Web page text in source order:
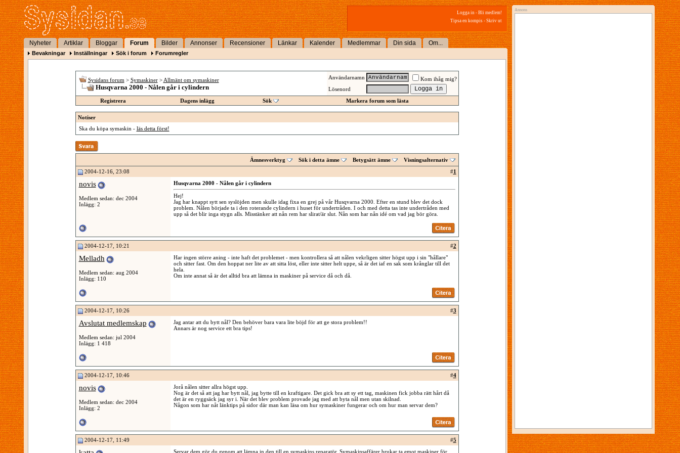
Logga in - Bli medlem!
Tipsa en kompis - Skriv ut
Nyheter Artiklar Bloggar Forum Bilder Annonser Recensioner Länkar Kalender Medlemmar Din sida Om...
Bevakningar Inställningar Sök i forum Forumregler
Sysidans forum > Symaskiner > Allmänt om symaskiner
Husqvarna 2000 - Nålen går i cylindern
Användarnamn
Kom ihåg mig?
Lösenord
Registrera
Dagens inlägg Sök Markera forum som lästa
Notiser
Ska du köpa symaskin - läs detta först!
Ämnesverktyg Sök i detta ämne Betygsätt ämne
Visningsalternativ
2004-12-16, 23:08
#1
novis
Medlem sedan: dec 2004
Inlägg: 2
Husqvarna 2000 - Nålen går i cylindern
Hej!
Jag har knappt sytt sen syslöjden men skulle idag fixa en grej på vår Husqvarna 2000. Efter en stund blev det dock
problem. Nålen började ta i den roterande cylindern i huset för undertråden. I och med detta tas inte undertråden med
upp så det blir inga stygn alls. Misstänker att nån rem har slirat/är slut. Nån som har nån idé om vad jag bör göra.
2004-12-17, 10:21 #2
Melladh
Medlem sedan: aug 2004
Inlägg: 110
Har ingen större aning - inte haft det problemet - men kontrollera så att nålen vekrligen sitter högst upp i sin "hållare"
och sitter fast. Om den hoppat ner lite av att sitta löst, eller inte sitter helt uppe, så är det iaf en sak som krånglar till det
hela.
Om inte annat så är det alltid bra att lämna in maskiner på service då och då.
2004-12-17, 10:26 #3
Avslutat medlemskap
Medlem sedan: jul 2004
Inlägg: 1 418
Jag antar att du bytt nål? Den behöver bara vara lite böjd för att ge stora problem!!
Annars är nog service ett bra tips!
2004-12-17, 10:46 #4
novis
Medlem sedan: dec 2004
Inlägg: 2
Jorå nålen sitter allra högst upp.
Nog är det så att jag har bytt nål, jag bytte till en kraftigare. Det gick bra att sy ett tag, maskinen fick jobba rätt hårt då
det är en ryggsäck jag syr i. När det blev problem provade jag med att byta nål men utan skilnad.
Någon som har nåt länktips på sidor där man kan läsa om hur symaskiner fungerar och om hur man servar dem?
2004-12-17, 11:49 #5
Servar dem gör du genom att lämna in den till en symaskins reparatör. Symaskinsaffärer brukar ta emot maskiner för
Annons